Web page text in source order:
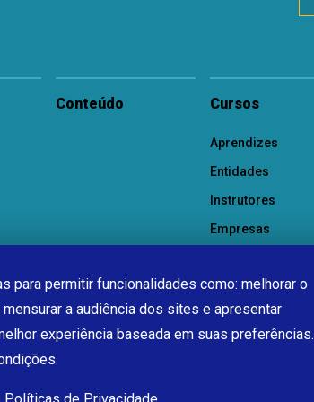
Conteúdo Cursos
Aprendizes
Entidades
Instrutores
Empresas
para permitir funcionalidades como: melhorar o
a audiência dos sites e apresentar
experiência baseada em suas preferências.